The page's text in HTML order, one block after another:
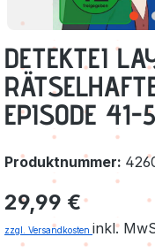
DETEKTEI
EPISODE 41-
Produktnummer:
Regulärer Preis:
29,99 €
zzgl. Versandkosten inkl.